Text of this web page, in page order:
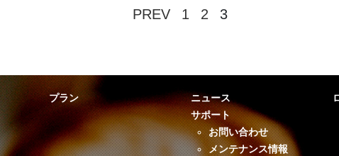
PREV 1 2 3
プラン
ニュース
サポート
お問い合わせ
メンテナンス情報